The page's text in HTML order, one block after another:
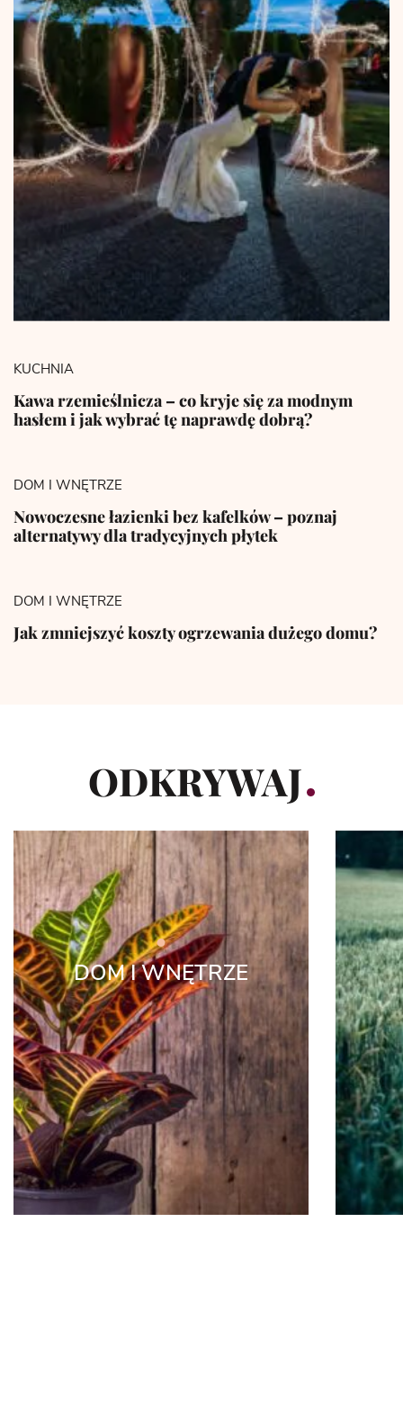
KUCHNIA
Kawa rzemieślnicza – co kryje się za modnym
hasłem i jak wybrać tę naprawdę dobrą?
DOM I WNĘTRZE
Nowoczesne łazienki bez kafelków – poznaj
alternatywy dla tradycyjnych płytek
DOM I WNĘTRZE
Jak zmniejszyć koszty ogrzewania dużego domu?
ODKRYWAJ
DOM I WNĘTRZE